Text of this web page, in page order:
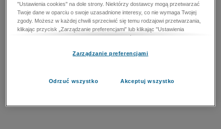
"Ustawienia cookies" na dole strony. Niektórzy dostawcy mogą przetwarzać
Twoje dane w oparciu o swoje uzasadnione interesy, co nie wymaga Twojej
zgody. Możesz w każdej chwili sprzeciwić się temu rodzajowi przetwarzania,
klikając przycisk „Zarządzanie preferencjami” lub klikając "Ustawienia
cookies" na dole strony. Nie możesz sprzeciwić się przetwarzaniu przez
zapobiegania oszustwom i naprawiania błędów, a w tym celu mogą zostać
przetwarzaniu danych osobowych w celu dostarczania i prezentacji reklam i
Zarządzanie preferencjami
Odrzuć wszystko Akceptuj wszystko